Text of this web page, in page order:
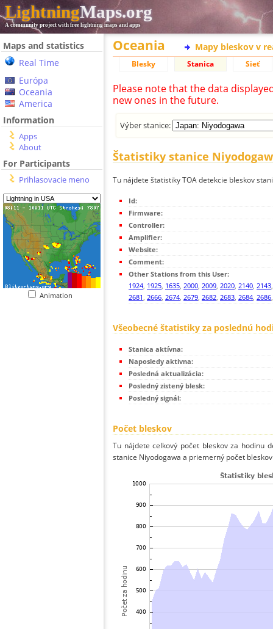
LightningMaps.org
A community project with free lightning maps and apps
Maps and statistics
Real Time
Európa
Oceania
America
Information
Apps
About
For Participants
Prihlasovacie meno
Animation
Oceania Mapy bleskov v
Blesky Stanica Sieť
Please note that the data
new ones in the future.
Výber stanice:
Štatistiky stanice
Tu nájdete štatistiky TOA detekcie bleskov
Id:
Firmware:
Controller:
Amplifier:
Website:
Comment:
Other Stations from this User:
1924, 1925, 1635, 2000, 2009, 2020, 2140, 2143
2681, 2666, 2674, 2679, 2682, 2683, 2684, 2686
Všeobecné štatistiky za poslednú
Stanica aktívna:
Naposledy aktivna:
Posledná aktualizácia:
Posledný zistený blesk:
Posledný signál:
Počet bleskov
Tu nájdete celkový počet bleskov za hodinu
stanice Niyodogawa a priemerný počet